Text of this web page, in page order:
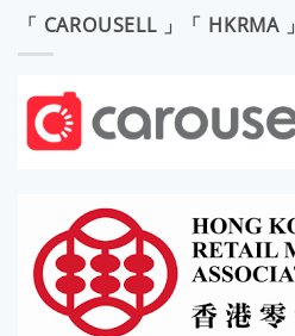
「 CAROUSELL 」「 HKRMA 」